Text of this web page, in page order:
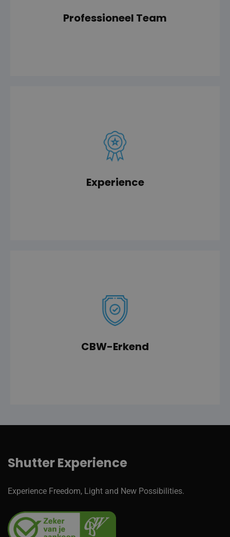
Professioneel Team
Experience
light and new possibilities!’
CBW-Erkend
extra zekerheid en veiligheid biedt.
Shutter Experience
Experience Freedom, Light and New Possibilities.